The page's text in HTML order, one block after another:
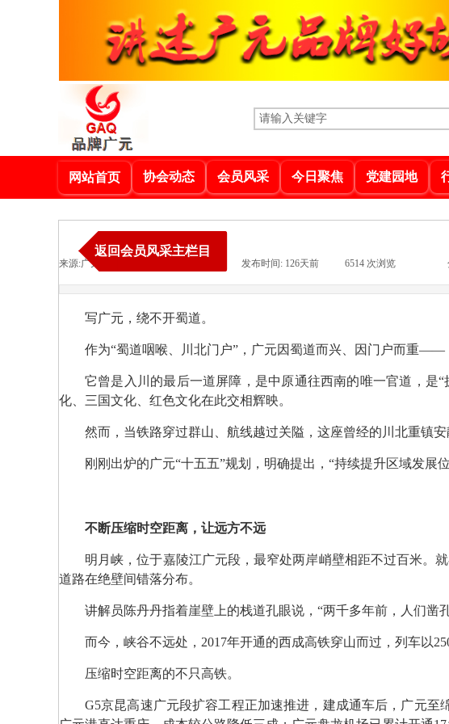
协会动态 会员风采 今日聚焦 党建园地
网站首页
来源:广元新闻网 发布时间: 126天前 6514 次浏览
写广元，绕不开蜀道。
作为“蜀道咽喉、川北门户”，广元因蜀道而兴、因门户而重——
它曾是入川的最后一道屏障，是中原通往西南的唯一官道，是
化、三国文化、红色文化在此交相辉映。
然而，当铁路穿过群山、航线越过关隘，这座曾经的川北重镇安
刚刚出炉的广元“十五五”规划，明确提出，“持续提升区域发展
不断压缩时空距离，让远方不远
明月峡，位于嘉陵江广元段，最窄处两岸峭壁相距不过百米
道路在绝壁间错落分布。
讲解员陈丹丹指着崖壁上的栈道孔眼说，“两千多年前，人们
而今，峡谷不远处，2017年开通的西成高铁穿山而过，列车以
压缩时空距离的不只高铁。
G5京昆高速广元段扩容工程正加速推进，建成通车后，广元
返回会员风采主栏目